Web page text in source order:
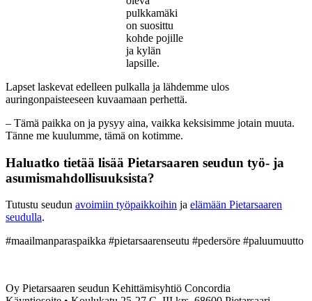
pulkkamäki
on suosittu
kohde pojille
ja kylän
lapsille.
Lapset laskevat edelleen pulkalla ja lähdemme ulos
auringonpaisteeseen kuvaamaan perhettä.
– Tämä paikka on ja pysyy aina, vaikka keksisimme jotain muuta.
Tänne me kuulumme, tämä on kotimme.
Haluatko tietää lisää Pietarsaaren seudun työ- ja
asumismahdollisuuksista?
Tutustu seudun avoimiin työpaikkoihin ja elämään Pietarsaaren
seudulla.
#maailmanparaspaikka #pietarsaarenseutu #pedersöre #paluumuutto
Oy Pietarsaaren seudun Kehittämisyhtiö Concordia